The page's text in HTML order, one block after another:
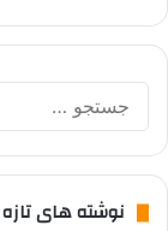
نوشته های تازه